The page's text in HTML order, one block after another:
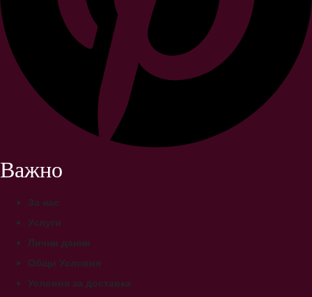
Важно
За нас
Услуги
Лични данни
Общи Условия
Условия за доставка